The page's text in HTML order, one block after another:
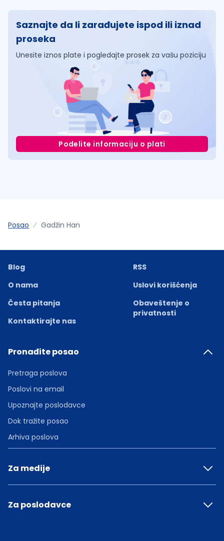
Saznajte da li zarađujete ispod ili iznad
proseka
Unesite iznos plate i pogledajte prosek za vašu poziciju
Podelite informaciju o plati
Posao Gadžin Han
Blog
O nama
Česta pitanja
Kontaktirajte nas
RSS
Uslovi korišćenja
Obaveštenje o
privatnosti
Pronađite posao
Pretraga poslova
Poslovi na email
Upoznajte poslodavce
Dok tražite posao
Arhiva poslova
Za medije
Za poslodavce